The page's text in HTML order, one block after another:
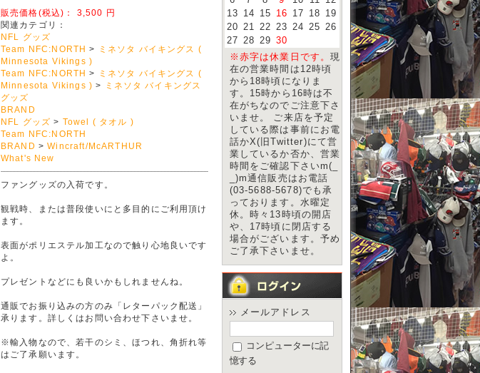
販売価格(税込)： 3,500 円
関連カテゴリ：
NFL グッズ
Team NFC:NORTH >
ミネソタ バイキングス (
Minnesota Vikings )
Team NFC:NORTH >
ミネソタ バイキングス (
Minnesota Vikings ) >
ミネソタ バイキングス
グッズ
BRAND
NFL グッズ > Towel ( タオル )
Team NFC:NORTH
BRAND >Wincraft/McARTHUR
What's New
ファングッズの入荷です。
観戦時、または普段使いにと多目的にご利用頂け
ます。
表面がポリエステル加工なので触り心地良いです
よ。
プレゼントなどにも良いかもしれませんね。
通販でお振り込みの方のみ「レターパック配送」
承ります。詳しくはお問い合わせ下さいませ。
※輸入物なので、若干のシミ、ほつれ、角折れ等
はご了承願います。
13
14 15 16 17 18
19
20 21 22 23 24 25 26
27 28 29 30
※赤字は休業日です。現
在の営業時間は12時頃
から18時頃になりま
す。15時から16時は不
在がちなのでご注意下さ
いませ。 ご来店を予定
している際は事前にお電
話かX(旧Twitter)にて営
業しているか否か、営業
時間をご確認下さいm(_
_)m通信販売はお電話
(03-5688-5678)でも承
っております。水曜定
休。時々13時頃の開店
や、17時頃に閉店する
場合がございます。予め
ご了承下さいませ。
メールアドレス
コンピューターに記
憶する